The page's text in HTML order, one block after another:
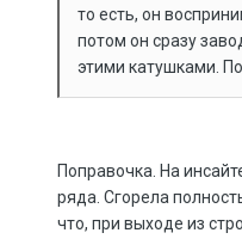
то есть, он
потом он сразу
этими катушками.
Поправочка. На
ряда. Сгорела
что, при выходе из